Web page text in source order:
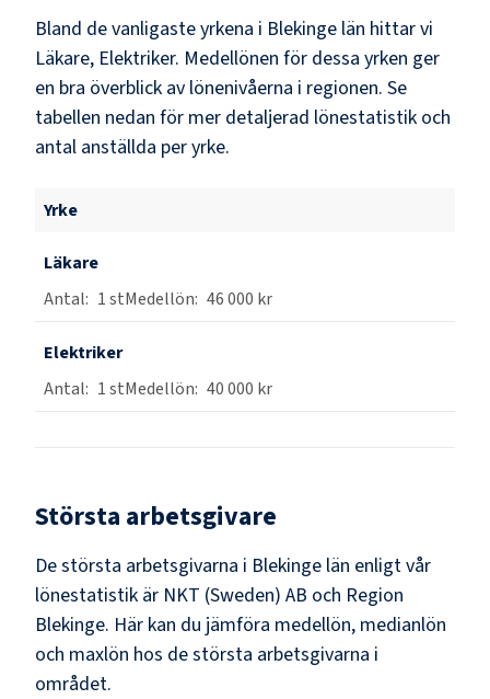
Bland de vanligaste yrkena i Blekinge län hittar vi
Läkare, Elektriker. Medellönen för dessa yrken ger
en bra överblick av lönenivåerna i regionen. Se
tabellen nedan för mer detaljerad lönestatistik och
antal anställda per yrke.
Yrke
Läkare
1st 46 000 kr
Elektriker
1st 40 000 kr
Största arbetsgivare
De största arbetsgivarna i Blekinge län enligt vår
lönestatistik är NKT (Sweden) AB och Region
Blekinge. Här kan du jämföra medellön, medianlön
och maxlön hos de största arbetsgivarna i
området.